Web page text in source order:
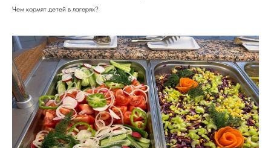
Чем кормят детей в лагерях?